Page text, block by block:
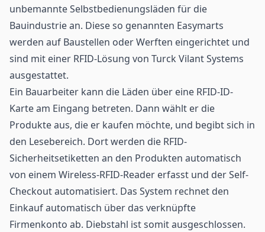
unbemannte Selbstbedienungsläden für die
Bauindustrie an. Diese so genannten Easymarts
werden auf Baustellen oder Werften eingerichtet und
sind mit einer RFID-Lösung von Turck Vilant Systems
ausgestattet.
Ein Bauarbeiter kann die Läden über eine RFID-ID-
Karte am Eingang betreten. Dann wählt er die
Produkte aus, die er kaufen möchte, und begibt sich in
den Lesebereich. Dort werden die RFID-
Sicherheitsetiketten an den Produkten automatisch
von einem Wireless-RFID-Reader erfasst und der Self-
Checkout automatisiert. Das System rechnet den
Einkauf automatisch über das verknüpfte
Firmenkonto ab. Diebstahl ist somit ausgeschlossen.